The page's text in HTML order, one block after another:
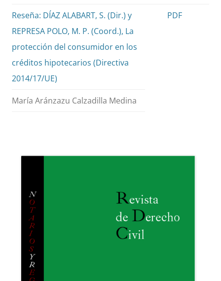
Reseña: DÍAZ ALABART, S. (Dir.) y
REPRESA POLO, M. P. (Coord.), La
protección del consumidor en los
créditos hipotecarios (Directiva
2014/17/UE)
PDF
María Aránzazu Calzadilla Medina